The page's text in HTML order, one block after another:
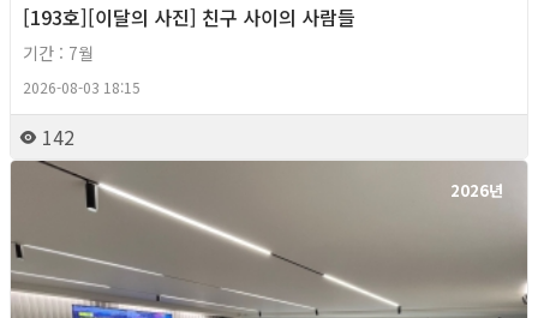
[193호][이달의 사진] 친구 사이의 사람들
기간 : 7월
2026-08-03 18:15
142
2026년